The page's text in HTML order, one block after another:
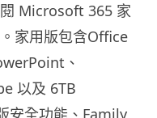
Microsoft 365 家
家用版包含Office
、
以及 6TB